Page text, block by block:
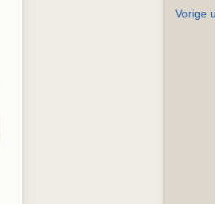
Vorige